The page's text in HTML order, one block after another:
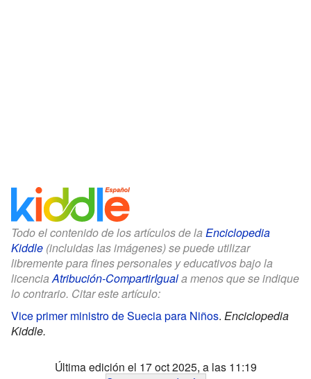
Todo el contenido de los artículos de la Enciclopedia
Kiddle (incluidas las imágenes) se puede utilizar
libremente para fines personales y educativos bajo la
licenciaAtribución-CompartirIguala menos que se indique
lo contrario. Citar este artículo:
Vice primer ministro de Suecia para Niños. Enciclopedia
Kiddle.
Última edición el 17 oct 2025, a las 11:19